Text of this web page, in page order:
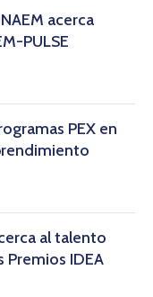
acerca
PULSE
PEX en
al talento
IDEA